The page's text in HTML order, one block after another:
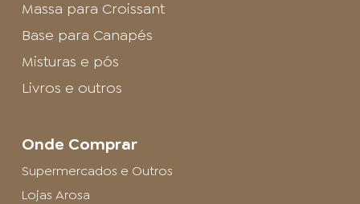
Massa para Croissant
Base para Canapés
Misturas e pós
Livros e outros
Onde Comprar
Supermercados e Outros
Lojas Arosa